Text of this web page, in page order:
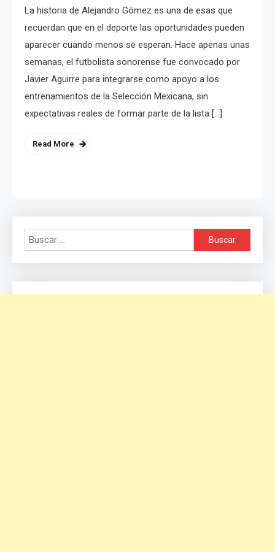
La historia de Alejandro Gómez es una de esas que
recuerdan que en el deporte las oportunidades pueden
aparecer cuando menos se esperan. Hace apenas unas
semanas, el futbolista sonorense fue convocado por
Javier Aguirre para integrarse como apoyo a los
entrenamientos de la Selección Mexicana, sin
expectativas reales de formar parte de la lista […]
Read More
Buscar: